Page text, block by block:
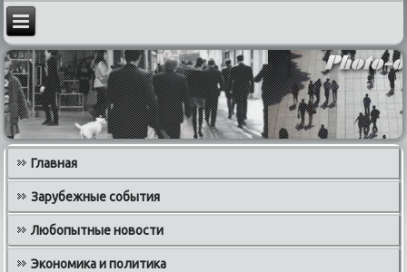
Главная
Зарубежные события
Любопытные новости
Экономика и политика